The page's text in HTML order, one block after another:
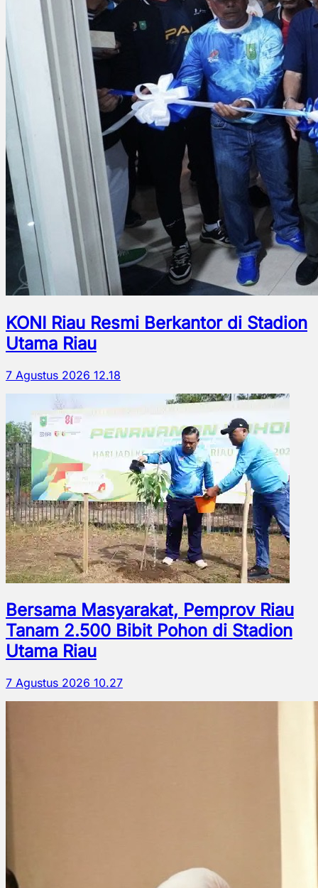
KONI Riau Resmi Berkantor di Stadion
Utama Riau
7 Agustus 2026 12.18
Bersama Masyarakat, Pemprov Riau
Tanam 2.500 Bibit Pohon di Stadion
Utama Riau
7 Agustus 2026 10.27